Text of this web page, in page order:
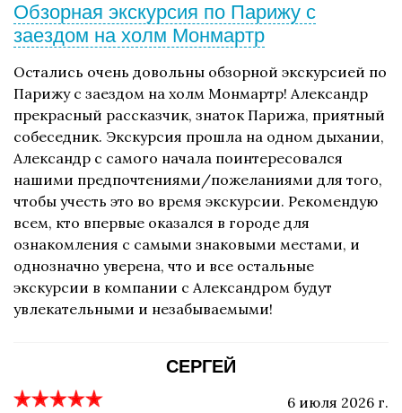
Обзорная экскурсия по Парижу с
заездом на холм Монмартр
Остались очень довольны обзорной экскурсией по
Парижу с заездом на холм Монмартр! Александр
прекрасный рассказчик, знаток Парижа, приятный
собеседник. Экскурсия прошла на одном дыхании,
Александр с самого начала поинтересовался
нашими предпочтениями/пожеланиями для того,
чтобы учесть это во время экскурсии. Рекомендую
всем, кто впервые оказался в городе для
ознакомления с самыми знаковыми местами, и
однозначно уверена, что и все остальные
экскурсии в компании с Александром будут
увлекательными и незабываемыми!
СЕРГЕЙ
6 июля 2026 г.